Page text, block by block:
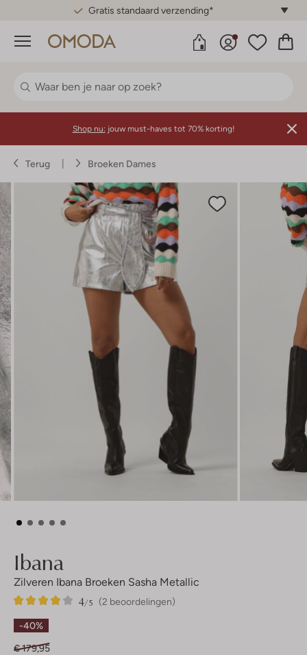
Gratis standaard verzending*
Menu
Shop nu: jouw must-haves tot 70% korting!
Terug Broeken Dames
Ibana
Zilveren Ibana Broeken Sasha Metallic
(2 beoordelingen)
4/5
2
4
Sterren
-40%
€ 179,95